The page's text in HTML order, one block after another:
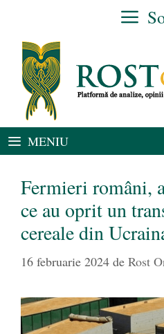
conținut
MENIU
Fermieri români,
ce au oprit un
cereale din
16 februarie 2024 de Rost